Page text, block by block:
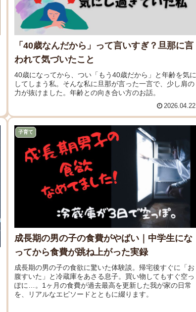
「40歳なんだから」って言いすぎ？旦那に言
われて気づいたこと
40歳になってから、つい「もう40歳だから」と年齢を気に
してしまう私。そんな私に旦那が言った一言で、少し肩の
力が抜けました。年齢との向き合い方のお話。
2026.04.22
子育て
成長期の男の子の食費がやばい｜中学生にな
ってから食費が跳ね上がった実録
成長期の男の子の食欲に驚いた体験談。帰宅後すぐに「お
腹すいた」と冷蔵庫をあさる息子。買い物してもすぐ空っ
ぽに…。1ヶ月の食費が過去最高を更新した我が家の日常
を、リアルなエピソードとともに綴ります。